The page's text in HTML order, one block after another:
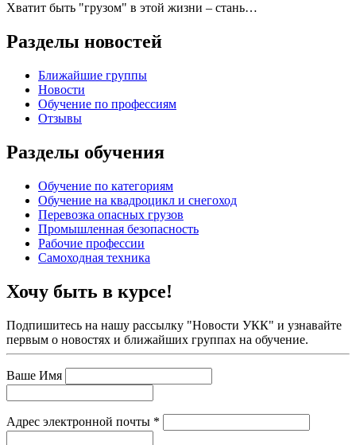
Хватит быть "грузом" в этой жизни – стань…
Разделы новостей
Ближайшие группы
Новости
Обучение по профессиям
Отзывы
Разделы обучения
Обучение по категориям
Обучение на квадроцикл и снегоход
Перевозка опасных грузов
Промышленная безопасность
Рабочие профессии
Самоходная техника
Хочу быть в курсе!
Подпишитесь на нашу рассылку "Новости УКК" и узнавайте
первым о новостях и ближайших группах на обучение.
Ваше Имя
Адрес электронной почты *